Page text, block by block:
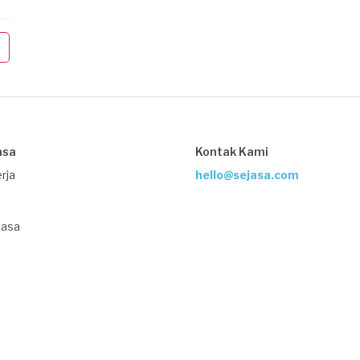
Kontak Kami
hello@sejasa.com